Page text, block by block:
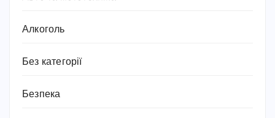
Алкоголь
Без категорії
Безпека